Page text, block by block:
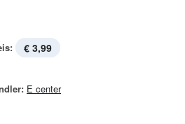
€ 3,99
E center